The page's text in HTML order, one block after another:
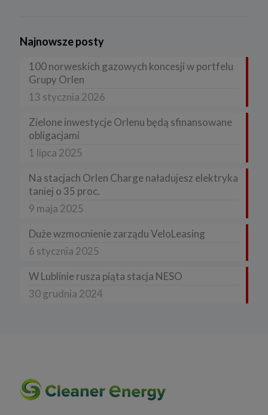
Najnowsze posty
100 norweskich gazowych koncesji w portfelu
Grupy Orlen
13 stycznia 2026
Zielone inwestycje Orlenu będą sfinansowane
obligacjami
1 lipca 2025
Na stacjach Orlen Charge naładujesz elektryka
taniej o 35 proc.
9 maja 2025
Duże wzmocnienie zarządu VeloLeasing
6 stycznia 2025
W Lublinie rusza piąta stacja NESO
30 grudnia 2024